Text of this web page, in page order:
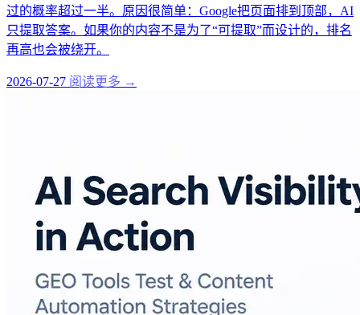
过的概率超过一半。原因很简单：Google把页面排到顶部，AI
只提取答案。如果你的内容不是为了“可提取”而设计的，排名
再高也会被绕开。
2026-07-27 阅读更多 →